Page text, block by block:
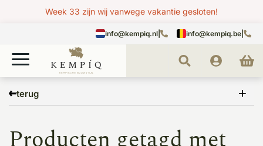
Week 33 zijn wij vanwege vakantie gesloten!
info@kempiq.nl info@kempiq.be
terug
linker gevelpan